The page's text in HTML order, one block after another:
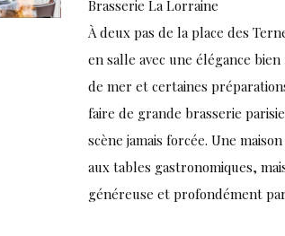
Brasserie La Lorraine
À deux pas de la place des
en salle avec une élégance
de mer et certaines
faire de grande brasserie
scène jamais forcée. Une
aux tables gastronomiques,
généreuse et profondément